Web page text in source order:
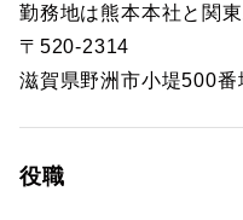
勤務地は熊本本社と関
〒520-2314
滋賀県野洲市小堤500番
役職